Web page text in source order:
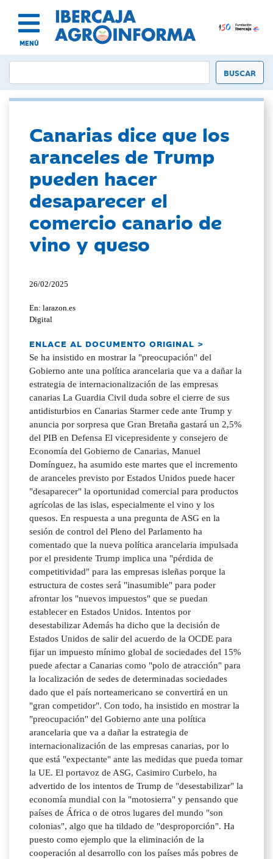
MENÚ
Canarias dice que los
aranceles de Trump
pueden hacer
desaparecer el
comercio canario de
vino y queso
26/02/2025
En: larazon.es
Digital
ENLACE AL DOCUMENTO ORIGINAL >
Se ha insistido en mostrar la "preocupación" del
Gobierno ante una política arancelaria que va a dañar la
estrategia de internacionalización de las empresas
canarias La Guardia Civil duda sobre el cierre de sus
antidisturbios en Canarias Starmer cede ante Trump y
anuncia por sorpresa que Gran Bretaña gastará un 2,5%
del PIB en Defensa El vicepresidente y consejero de
Economía del Gobierno de Canarias, Manuel
Domínguez, ha asumido este martes que el incremento
de aranceles previsto por Estados Unidos puede hacer
"desaparecer" la oportunidad comercial para productos
agrícolas de las islas, especialmente el vino y los
quesos. En respuesta a una pregunta de ASG en la
sesión de control del Pleno del Parlamento ha
comentado que la nueva política arancelaria impulsada
por el presidente Trump implica una "pérdida de
competitividad" para las empresas isleñas porque la
estructura de costes será "inasumible" para poder
afrontar los "nuevos impuestos" que se puedan
establecer en Estados Unidos. Intentos por
desestabilizar Además ha dicho que la decisión de
Estados Unidos de salir del acuerdo de la OCDE para
fijar un impuesto mínimo global de sociedades del 15%
puede afectar a Canarias como "polo de atracción" para
la localización de sedes de determinadas sociedades
dado que el país norteamericano se convertirá en un
"gran competidor". Con todo, ha insistido en mostrar la
"preocupación" del Gobierno ante una política
arancelaria que va a dañar la estrategia de
internacionalización de las empresas canarias, por lo
que está "expectante" ante las medidas que pueda tomar
la UE. El portavoz de ASG, Casimiro Curbelo, ha
advertido de los intentos de Trump de "desestabilizar" la
economía mundial con la "motosierra" y pensando que
países de África o de otros lugares del mundo "son
colonias", algo que ha tildado de "desproporción". Ha
puesto como ejemplo que la eliminación de la
cooperación al desarrollo con los países más pobres de